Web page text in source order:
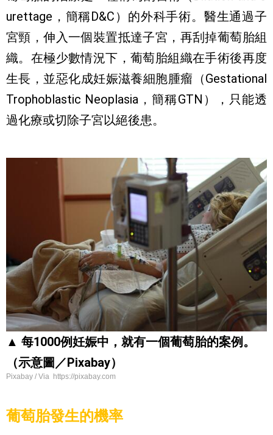
urettage，簡稱D&C）的外科手術。醫生通過子
宮頸，伸入一個裝置抵達子宮，再刮掉葡萄胎組
織。在極少數情況下，葡萄胎組織在手術後再度
生長，並惡化成妊娠滋養細胞腫瘤（Gestational
Trophoblastic Neoplasia，簡稱GTN），只能透
過化療或切除子宮以絕後患。
▲ 每1000例妊娠中，就有一個葡萄胎的案例。
（示意圖／Pixabay）
Pixabay / Via https://pixabay.com
葡萄胎發生的機率